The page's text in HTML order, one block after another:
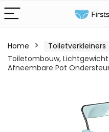
Home Toiletverkleiners
Toiletombouw,
Afneembare Pot